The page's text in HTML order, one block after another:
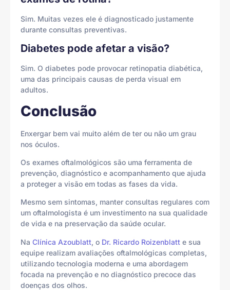
Sim. Muitas vezes ele é diagnosticado justamente
durante consultas preventivas.
Diabetes pode afetar a visão?
Sim. O diabetes pode provocar retinopatia diabética,
uma das principais causas de perda visual em
adultos.
Conclusão
Enxergar bem vai muito além de ter ou não um grau
nos óculos.
Os exames oftalmológicos são uma ferramenta de
prevenção, diagnóstico e acompanhamento que ajuda
a proteger a visão em todas as fases da vida.
Mesmo sem sintomas, manter consultas regulares com
um oftalmologista é um investimento na sua qualidade
de vida e na preservação da saúde ocular.
Na Clínica Azoublatt, o Dr. Ricardo Roizenblatt e sua
equipe realizam avaliações oftalmológicas completas,
utilizando tecnologia moderna e uma abordagem
focada na prevenção e no diagnóstico precoce das
doenças dos olhos.